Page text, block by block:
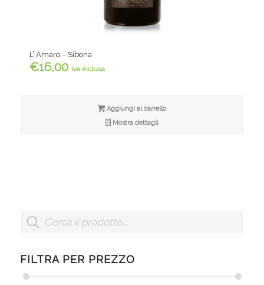
L’ Amaro – Sibona
€16,00 iva inclusa
Aggiungi al carrello
Mostra dettagli
FILTRA PER PREZZO